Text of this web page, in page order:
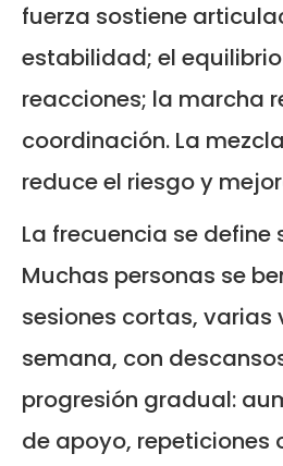
fuerza sostiene
estabilidad; el
reacciones; la marcha
coordinación. La
reduce el riesgo y
La frecuencia se define
Muchas personas se
sesiones cortas, varias
semana, con
progresión gradual:
de apoyo, repeticiones